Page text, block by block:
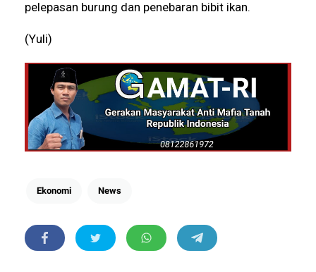
pelepasan burung dan penebaran bibit ikan.
(Yuli)
Ekonomi News